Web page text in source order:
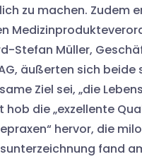
zu machen. Zudem
Stefan Müller,
äußerten sich
Ziel sei, „die
hob die „exzellente
hervor, die
fand